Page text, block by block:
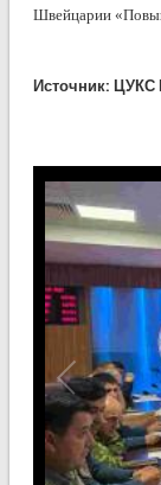
Швейцарии
Источник: ЦУКС